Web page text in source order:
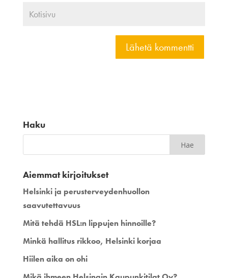
Haku
Aiemmat kirjoitukset
Helsinki ja perusterveydenhuollon
saavutettavuus
Mitä tehdä HSL:n lippujen hinnoille?
Minkä hallitus rikkoo, Helsinki korjaa
Hiilen aika on ohi